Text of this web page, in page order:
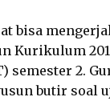
bisa
Kurikulum
semester 2.
butir soal